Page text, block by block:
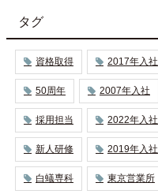
タグ
資格取得 2017年入社
50周年 2007年入社
採用担当 2022年入社
新人研修 2019年入社
白蟻専科 東京営業所